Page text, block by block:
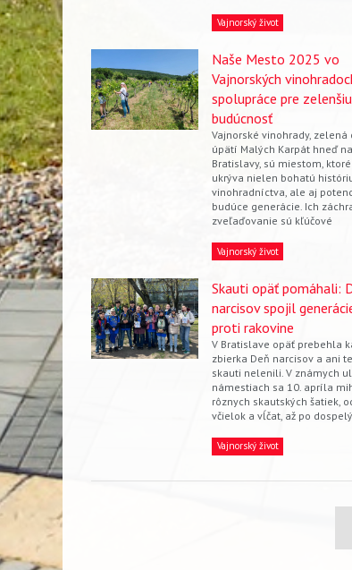
Vajnorský život
Naše Mesto 2025 vo
Vajnorských
spolupráce pre zelenšiu
budúcnosť
Vajnorské vinohrady, zelená
úpätí Malých Karpát hneď
Bratislavy, sú miestom,
ukrýva nielen bohatú
vinohradníctva, ale aj
budúce generácie. Ich
zveľaďovanie sú kľúčové
Vajnorský život
Skauti opäť pomáhali:
narcisov spojil
proti rakovine
V Bratislave opäť prebehla
zbierka Deň narcisov a ani
skauti nelenili. V známych
námestiach sa 10. apríla
rôznych skautských šatiek,
včielok a vĺčat, až po
Vajnorský život